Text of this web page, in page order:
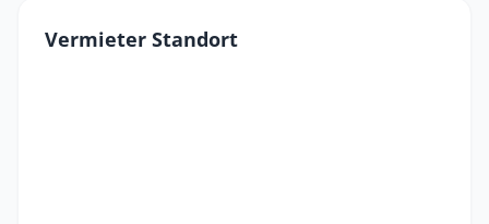
Vermieter Standort